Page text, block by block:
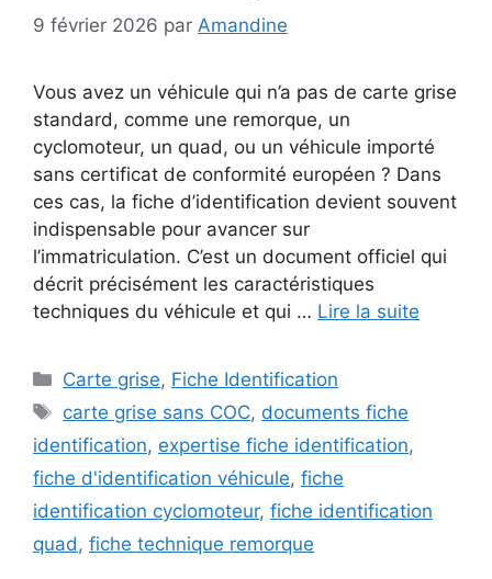
9 février 2026 par Amandine
Vous avez un véhicule qui n’a pas de carte grise
standard, comme une remorque, un
cyclomoteur, un quad, ou un véhicule importé
sans certificat de conformité européen ? Dans
ces cas, la fiche d’identification devient souvent
indispensable pour avancer sur
l’immatriculation. C’est un document officiel qui
décrit précisément les caractéristiques
techniques du véhicule et qui … Lire la suite
Catégories
Carte grise, Fiche Identification
Étiquettes
carte grise sans COC, documents fiche
identification, expertise fiche identification,
fiche d'identification véhicule, fiche
identification cyclomoteur, fiche identification
quad , fiche technique remorque